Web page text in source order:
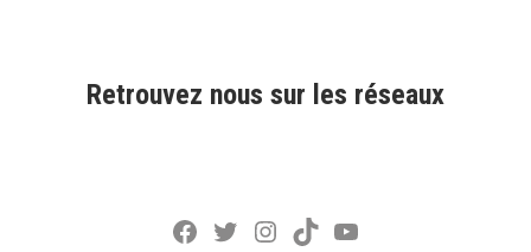
Retrouvez nous sur les réseaux
Facebook
Twitter
Instagram
TikTokYouTube